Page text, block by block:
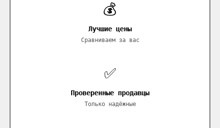
💰
Лучшие цены
Сравниваем за вас
✅
Проверенные продавцы
Только надёжные